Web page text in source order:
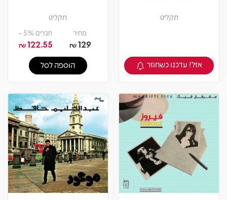
תקליט
צפיה במוצר
אזל! עדכנו כשחוזר
תקליט
מחיר
129
₪
חברים 5% -
122.55
₪
הוספה לסל